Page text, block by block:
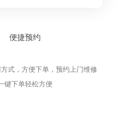
便捷预约
式，方便下单，预约上门维修
键下单轻松方便